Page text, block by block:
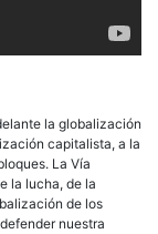
la globalización
capitalista, a la
La Vía
la lucha, de la
de los
nuestra